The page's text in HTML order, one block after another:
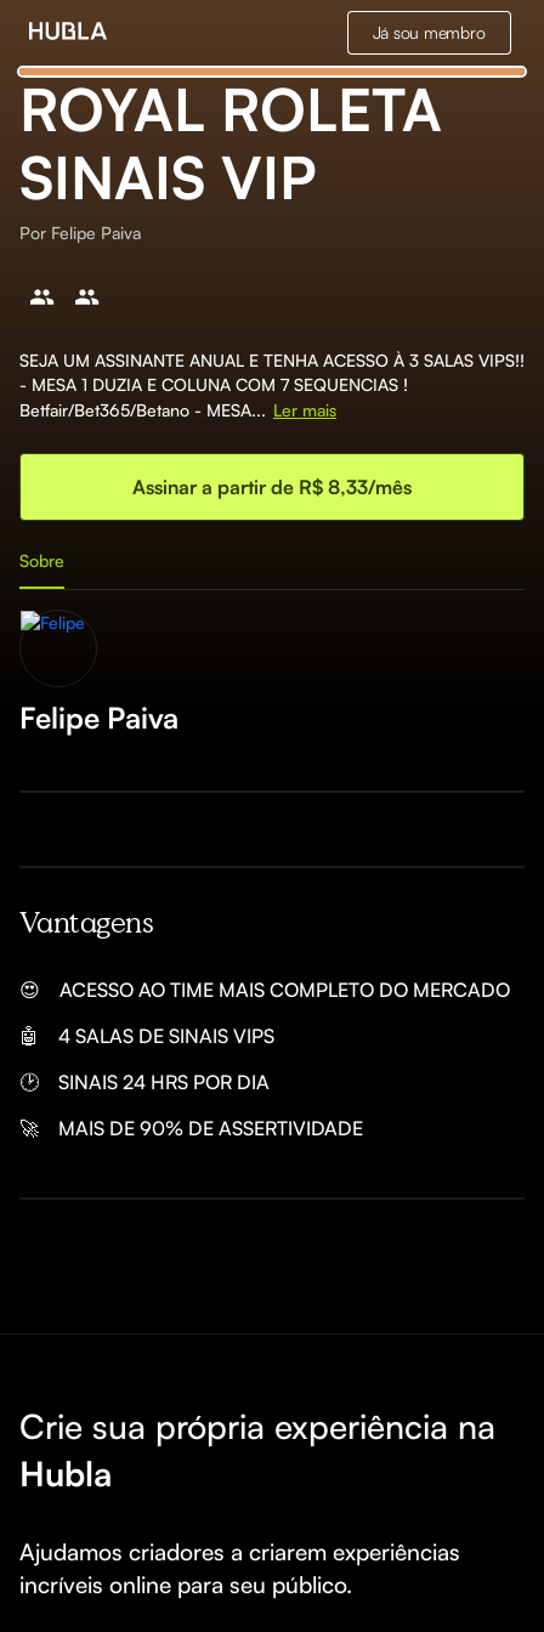
Já sou membro
ROYAL ROLETA
SINAIS VIP
Por Felipe Paiva
SEJA UM ASSINANTE ANUAL E TENHA ACESSO À 3 SALAS VIPS!!
- MESA 1 DUZIA E COLUNA COM 7 SEQUENCIAS !
Betfair/Bet365/Betano - MESA... Ler mais
Assinar a partir de R$ 8,33/mês
Sobre
Felipe Paiva
Vantagens
😍
ACESSO AO TIME MAIS COMPLETO DO MERCADO
🤖
4 SALAS DE SINAIS VIPS
🕑
SINAIS 24 HRS POR DIA
🚀
MAIS DE 90% DE ASSERTIVIDADE
Crie sua própria experiência na
Hubla
Ajudamos criadores a criarem experiências
incríveis online para seu público.